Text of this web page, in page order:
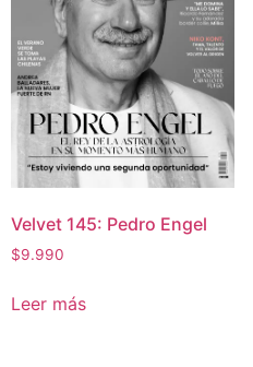
Velvet 145: Pedro Engel
$9.990
Leer más